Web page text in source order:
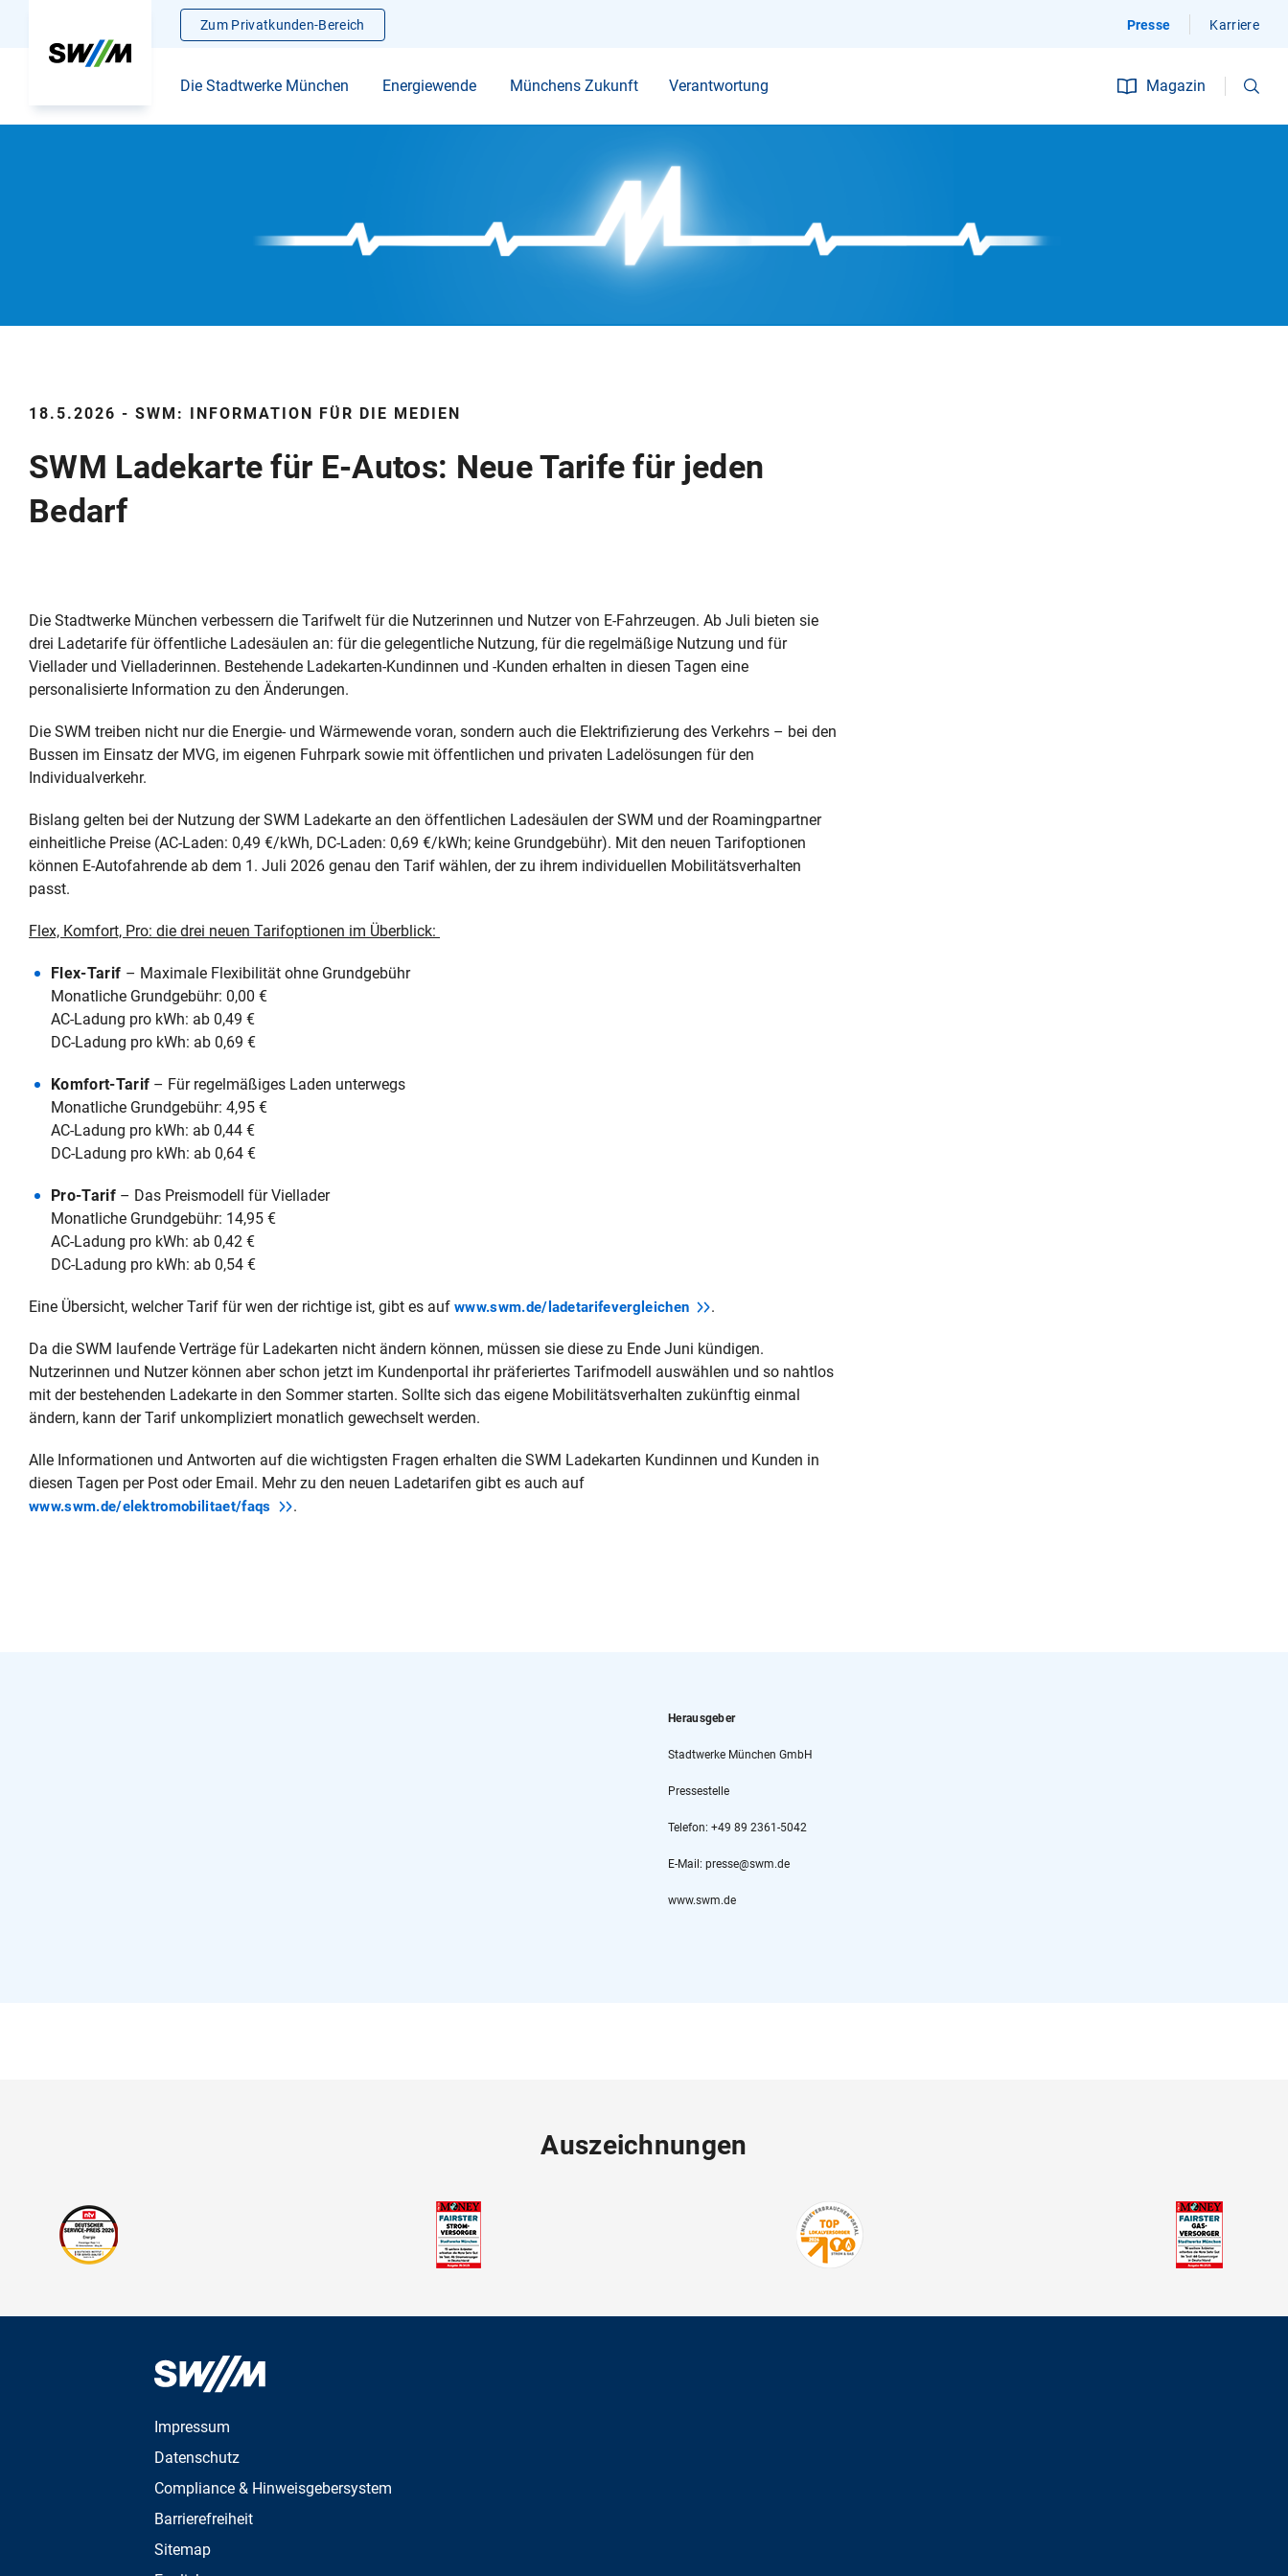
Zum Privatkunden-Bereich Presse Karriere
Die Stadtwerke München Energiewende Münchens Zukunft Verantwortung Magazin
18.5.2026 - SWM: INFORMATION FÜR DIE MEDIEN
SWM Ladekarte für E‑Autos: Neue Tarife für jeden
Bedarf
Die Stadtwerke München verbessern die Tarifwelt für die Nutzerinnen und Nutzer von E‑Fahrzeugen. Ab Juli bieten sie
drei Ladetarife für öffentliche Ladesäulen an: für die gelegentliche Nutzung, für die regelmäßige Nutzung und für
Viellader und Vielladerinnen. Bestehende Ladekarten-Kundinnen und -Kunden erhalten in diesen Tagen eine
personalisierte Information zu den Änderungen.
Die SWM treiben nicht nur die Energie- und Wärmewende voran, sondern auch die Elektrifizierung des Verkehrs – bei den
Bussen im Einsatz der MVG, im eigenen Fuhrpark sowie mit öffentlichen und privaten Ladelösungen für den
Individualverkehr.
Bislang gelten bei der Nutzung der SWM Ladekarte an den öffentlichen Ladesäulen der SWM und der Roamingpartner
einheitliche Preise (AC-Laden: 0,49 €/kWh, DC-Laden: 0,69 €/kWh; keine Grundgebühr). Mit den neuen Tarifoptionen
können E‑Autofahrende ab dem 1. Juli 2026 genau den Tarif wählen, der zu ihrem individuellen Mobilitätsverhalten
passt.
Flex, Komfort, Pro: die drei neuen Tarifoptionen im Überblick:
Flex-Tarif – Maximale Flexibilität ohne Grundgebühr
Monatliche Grundgebühr: 0,00 €
AC-Ladung pro kWh: ab 0,49 €
DC-Ladung pro kWh: ab 0,69 €
Komfort-Tarif – Für regelmäßiges Laden unterwegs
Monatliche Grundgebühr: 4,95 €
AC-Ladung pro kWh: ab 0,44 €
DC-Ladung pro kWh: ab 0,64 €
Pro-Tarif– Das Preismodell für Viellader
Monatliche Grundgebühr: 14,95 €
AC-Ladung pro kWh: ab 0,42 €
DC-Ladung pro kWh: ab 0,54 €
Eine Übersicht, welcher Tarif für wen der richtige ist, gibt es auf www.swm.de/ladetarifevergleichen .
Da die SWM laufende Verträge für Ladekarten nicht ändern können, müssen sie diese zu Ende Juni kündigen.
Nutzerinnen und Nutzer können aber schon jetzt im Kundenportal ihr präferiertes Tarifmodell auswählen und so nahtlos
mit der bestehenden Ladekarte in den Sommer starten. Sollte sich das eigene Mobilitätsverhalten zukünftig einmal
ändern, kann der Tarif unkompliziert monatlich gewechselt werden.
Alle Informationen und Antworten auf die wichtigsten Fragen erhalten die SWM Ladekarten Kundinnen und Kunden in
diesen Tagen per Post oder Email. Mehr zu den neuen Ladetarifen gibt es auch auf
www.swm.de/elektromobilitaet/faqs .
Herausgeber
Stadtwerke München GmbH
Pressestelle
Telefon: +49 89 2361-5042
E-Mail: presse@swm.de
www.swm.de
Auszeichnungen
Impressum
Datenschutz
Compliance & Hinweisgebersystem
Barrierefreiheit
Sitemap